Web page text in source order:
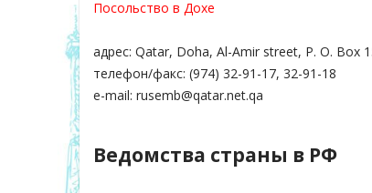
Посольство в Дохе
адрес: Qatar, Doha, Al-Amir street, P. O. Box
телефон/факс: (974) 32-91-17, 32-91-18
e-mail: rusemb@qatar.net.qa
Ведомства страны в РФ